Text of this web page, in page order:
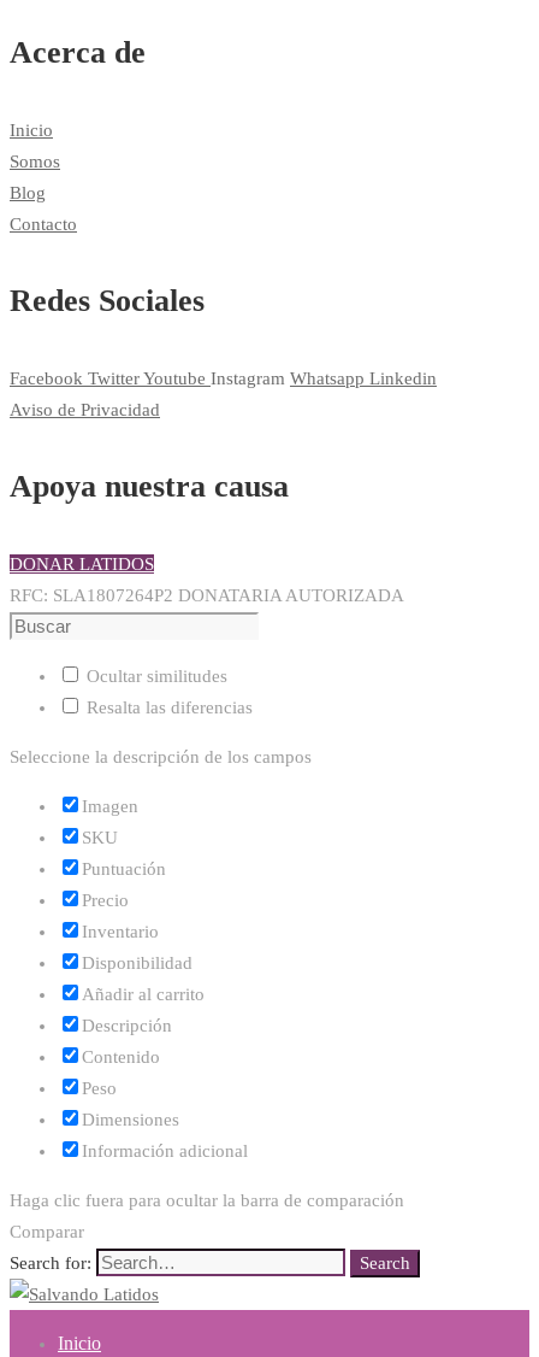
Acerca de
Inicio
Somos
Blog
Contacto
Redes Sociales
Facebook TwitterYoutube Instagram Whatsapp Linkedin
Aviso de Privacidad
Apoya nuestra causa
DONAR LATIDOS
RFC: SLA1807264P2 DONATARIA AUTORIZADA
Ocultar similitudes
Resalta las diferencias
Seleccione la descripción de los campos
Imagen
SKU
Puntuación
Precio
Inventario
Disponibilidad
Añadir al carrito
Descripción
Contenido
Peso
Dimensiones
Información adicional
Haga clic fuera para ocultar la barra de comparación
Comparar
Search for:
Search
Inicio